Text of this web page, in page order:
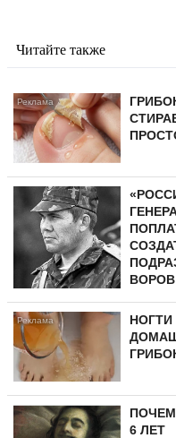
Читайте также
6 ЛЕТ